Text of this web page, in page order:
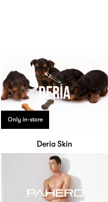
Only in-store
Deria Skin